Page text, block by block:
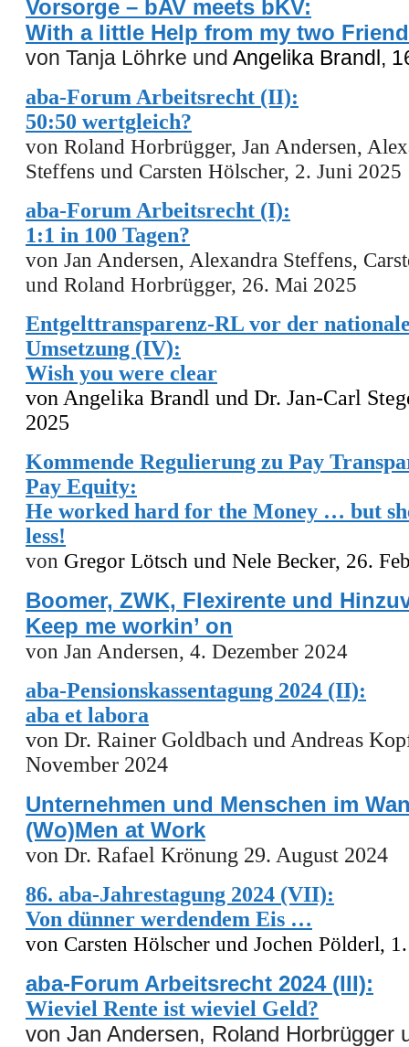
Vorsorge – bAV meets bKV:
With a little Help from my two
von Tanja Löhrke und Angelika Brandl, 1
aba-Forum Arbeitsrecht (II):
50:50 wertgleich?
von Roland Horbrügger, Jan Andersen,
Steffens und Carsten Hölscher, 2. Juni 2025
aba-Forum Arbeitsrecht (I):
1:1 in 100 Tagen?
von Jan Andersen, Alexandra Steffens,
und Roland Horbrügger, 26. Mai 2025
Entgelttransparenz-RL vor der
Umsetzung (IV):
Wish you were clear
von Angelika Brandl und Dr. Jan-Carl
2025
Kommende Regulierung zu Pay
Pay Equity:
He worked hard for the Money … but
less!
von Gregor Lötsch und Nele Becker, 26.
Boomer, ZWK, Flexirente und
Keep me workin’ on
von Jan Andersen, 4. Dezember 2024
aba-Pensionskassentagung 2024 (II):
aba et labora
von Dr. Rainer Goldbach und Andreas
November 2024
Unternehmen und Menschen im
(Wo)Men at Work
von Dr. Rafael Krönung 29. August 2024
86. aba-Jahrestagung 2024 (VII):
Von dünner werdendem Eis …
von Carsten Hölscher und Jochen Pölderl, 1
aba-Forum Arbeitsrecht 2024 (III):
Wieviel Rente ist wieviel Geld?
von Jan Andersen, Roland Horbrügger